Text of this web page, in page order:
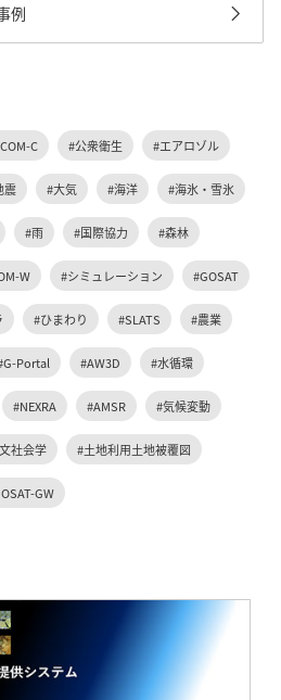
例
C #公衆衛生 #エアロゾル
震 #大気 #海洋 #海氷・雪氷
#雨 #国際協力 #森林
W #シミュレーション #GOSAT
#ひまわり #SLATS #農業
Portal #AW3D #水循環
#NEXRA #AMSR #気候変動
社会学 #土地利用土地被覆図
GW